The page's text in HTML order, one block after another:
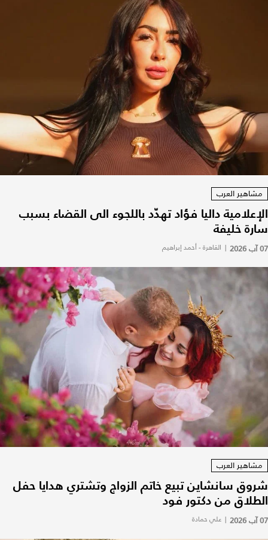
مشاهير العرب
الإعلامية داليا فؤاد تهدّد باللجوء الى القضاء بسبب
سارة خليفة
07 آب 2026 | القاهرة - أحمد إبراهيم
مشاهير العرب
شروق سانشاين تبيع خاتم الزواج وتشتري هدايا حفل
الطلاق من دكتور فود
07 آب 2026 | علي حمادة